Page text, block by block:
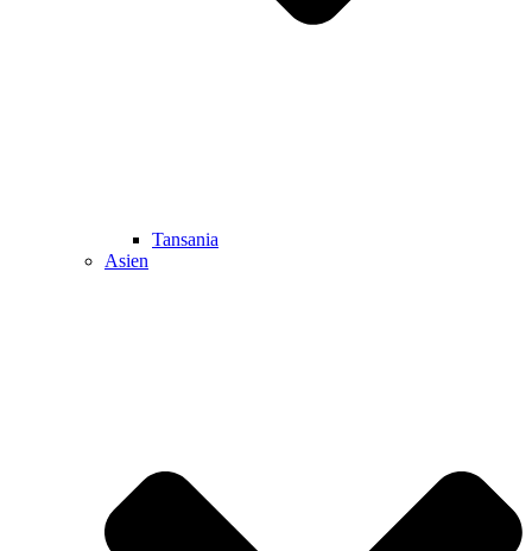
Tansania
Asien